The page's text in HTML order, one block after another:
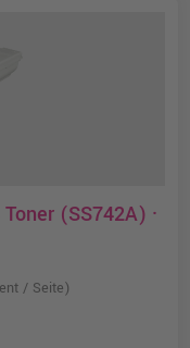
(SS742A) ·
/ Seite)